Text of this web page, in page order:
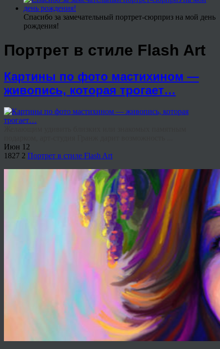
Спасибо за замечательный портрет-сюрприз на мой день
рождения!
Портрет в стиле Flash Art
Картины по фото мастихином —
живопись, которая трогает…
Июн 12
1827 2 Портрет в стиле Flash Art